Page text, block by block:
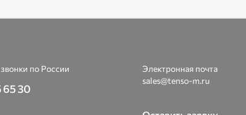
по России
65 30
Электронная почта
sales@tenso-m.ru